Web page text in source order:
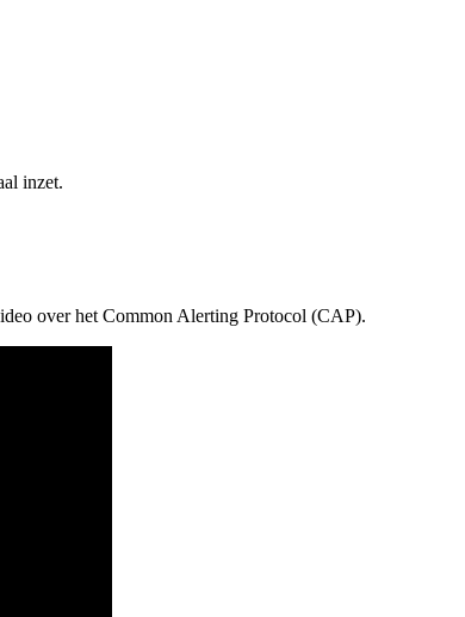
inzet.
over het Common Alerting Protocol (CAP).